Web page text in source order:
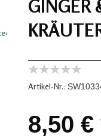
GINGER
Artikel-Nr.:
8,50 €